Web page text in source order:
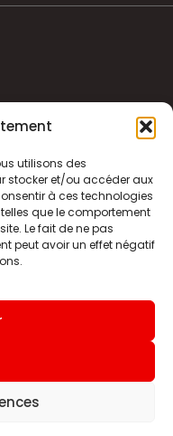
utilisons des
stocker et/ou accéder aux
à ces technologies
que le comportement
Le fait de ne pas
peut avoir un effet négatif
PREMIERE
ET CONTACT